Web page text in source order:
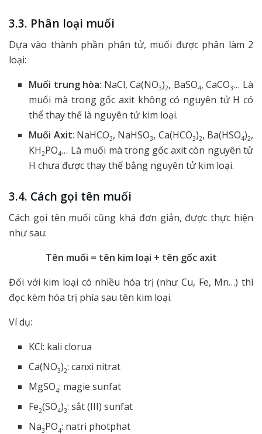
3.3. Phân loại muối
Dựa vào thành phần phân tử, muối được phân làm 2
loại:
Muối trung hòa: NaCl, Ca(NO3)2, BaSO4, CaCO3… Là
muối mà trong gốc axit không có nguyên tử H có
thể thay thế là nguyên tử kim loại.
Muối Axit: NaHCO3, NaHSO3, Ca(HCO3)2, Ba(HSO4)2,
KH2PO4… Là muối mà trong gốc axit còn nguyên tử
H chưa được thay thế bằng nguyên tử kim loại.
3.4. Cách gọi tên muối
Cách gọi tên muối cũng khá đơn giản, được thực hiện
như sau:
Tên muối = tên kim loại + tên gốc axit
Đối với kim loại có nhiều hóa trị (như Cu, Fe, Mn…) thì
đọc kèm hóa trị phía sau tên kim loại.
Ví dụ:
KCl: kali clorua
Ca(NO3)2: canxi nitrat
MgSO4: magie sunfat
Fe2(SO4)3: sắt (III) sunfat
Na3PO4: natri photphat